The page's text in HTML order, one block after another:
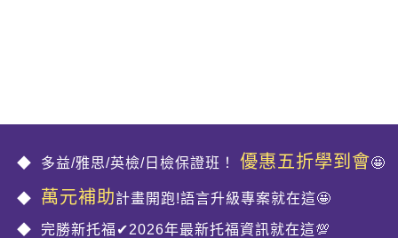
多益/雅思/英檢/日檢保證班！ 優惠五折學到會🤩
萬元補助計畫開跑!語言升級專案就在這🤩
完勝新托福✔2026年最新托福資訊就在這💯